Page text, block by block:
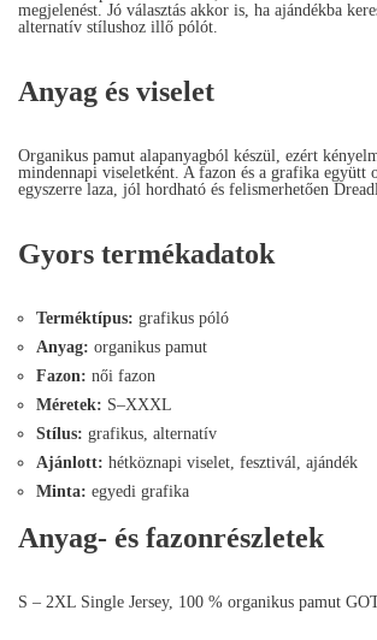
megjelenést. Jó választás akkor is, ha ajándékba
alternatív stílushoz illő pólót.
Anyag és viselet
Organikus pamut alapanyagból készül, ezért
mindennapi viseletként. A fazon és a grafika együtt
egyszerre laza, jól hordható és felismerhetően
Gyors termékadatok
Terméktípus: grafikus póló
Anyag: organikus pamut
Fazon: női fazon
Méretek: S–XXXL
Stílus: grafikus, alternatív
Ajánlott: hétköznapi viselet, fesztivál, ajándék
Minta: egyedi grafika
Anyag- és fazonrészletek
S – 2XL Single Jersey, 100 % organikus pamut